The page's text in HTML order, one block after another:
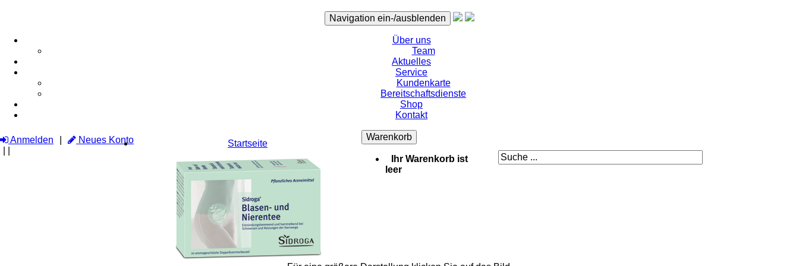
Navigation ein-/ausblenden
Über uns
Team
Aktuelles
Service
Kundenkarte
Bereitschaftsdienste
Shop
Kontakt
Anmelden
Neues Konto
Warenkorb
Ihr Warenkorb ist
leer
Startseite